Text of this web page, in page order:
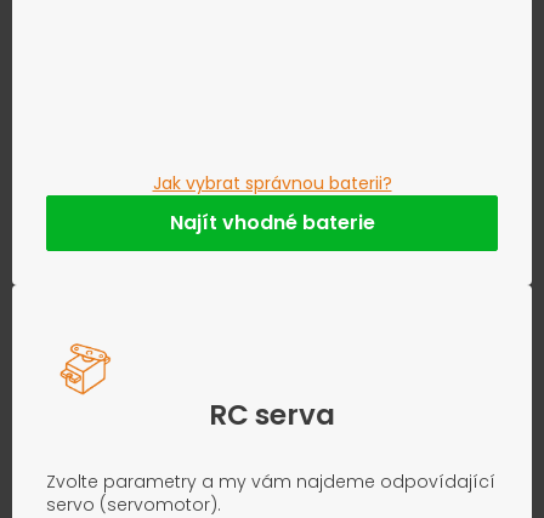
Jak vybrat správnou baterii?
Najít vhodné baterie
RC serva
Zvolte parametry a my vám najdeme odpovídající
servo (servomotor).